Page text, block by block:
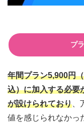
プ
年間プラン5,900円
込）に加入する必要
が設けられており
値を感じられなかっ